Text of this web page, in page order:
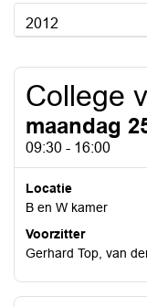
2012
College
maandag
09:30 - 16:00
Locatie
B en W kamer
Voorzitter
Gerhard Top, van